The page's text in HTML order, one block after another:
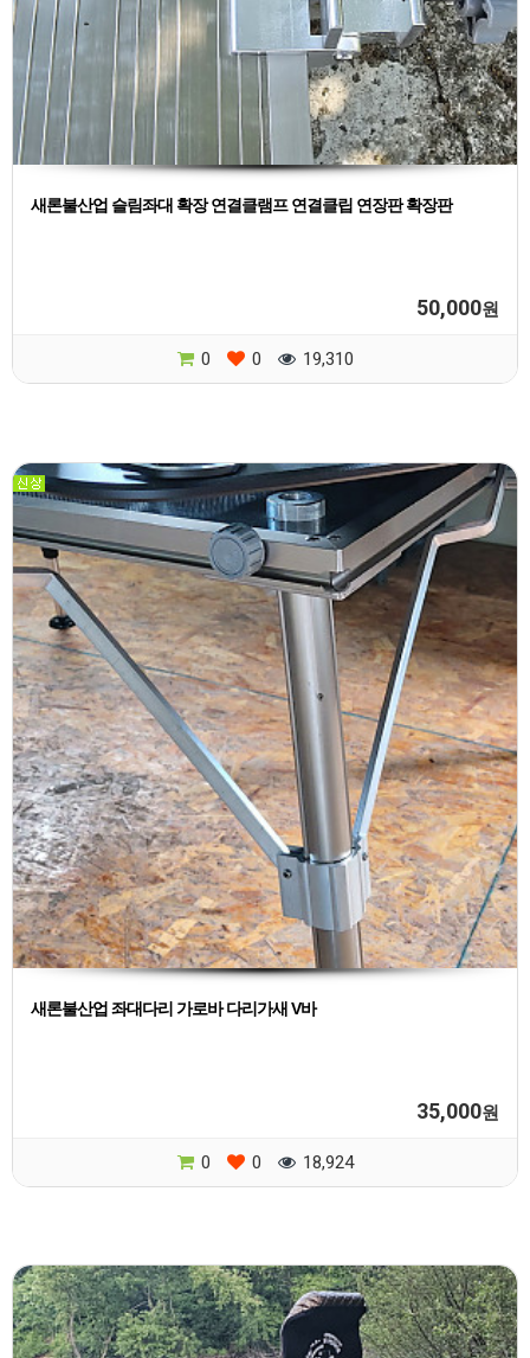
새론불산업 슬림좌대 확장 연결클램프 연결클립 연장판 확장판
50,000원
0 0 19,310
새론불산업 좌대다리 가로바 다리가새 V바
35,000원
0 0 18,924